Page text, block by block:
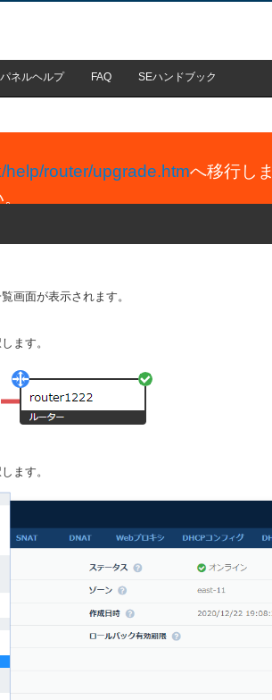
ネルヘルプ FAQ SEハンドブック
router/upgrade.htmへ移行し
画面が表示されます。
ます。
ます。